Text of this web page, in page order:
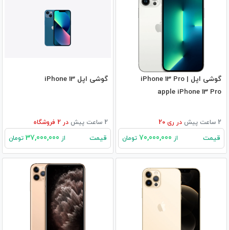
گوشی اپل iPhone 13 Pro |
apple iPhone 13 Pro
2 ساعت پیش در ری 20
قیمت از تومان
گوشی اپل iPhone 13
2 ساعت پیش در فروشگاه
قیمت از تومان